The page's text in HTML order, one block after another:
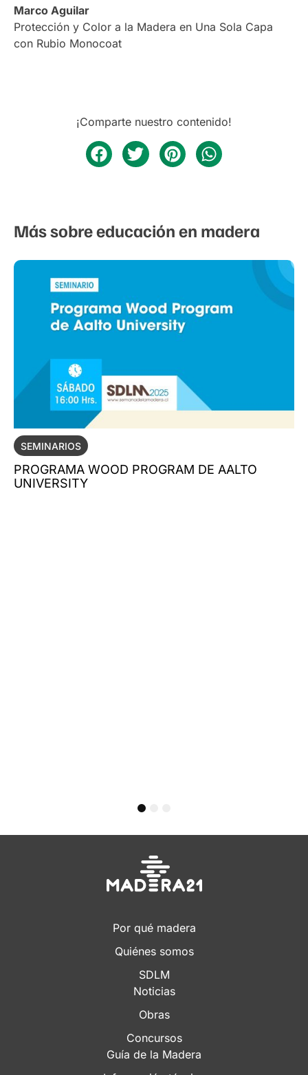
Marco Aguilar
Protección y Color a la Madera en Una Sola Capa
con Rubio Monocoat
¡Comparte nuestro contenido!
Más sobre educación en madera
SEMINARIOS
PROGRAMA WOOD PROGRAM DE AALTO
UNIVERSITY
Por qué madera
Quiénes somos
SDLM
Noticias
Obras
Concursos
Guía de la Madera